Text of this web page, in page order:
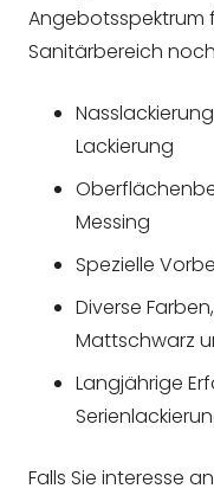
Angebotsspektrum
Sanitärbereich
Lackierung
Messing
Spezielle
Diverse
Mattschwarz
Langjährige
Falls Sie interesse